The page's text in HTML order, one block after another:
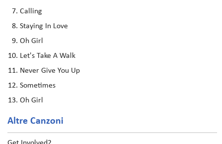
Calling
Staying In Love
Oh Girl
Let's Take A Walk
Never Give You Up
Sometimes
Oh Girl
Altre Canzoni